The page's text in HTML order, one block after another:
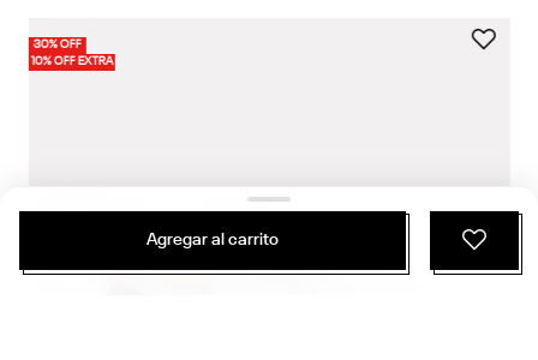
30% OFF
10% OFF EXTRA
Agregar al carrito